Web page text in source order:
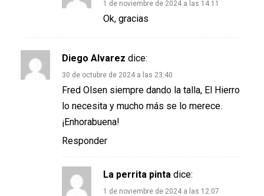
1 de noviembre de 2024 a las 14:11
Ok, gracias
Diego Alvarez dice:
30 de octubre de 2024 a las 23:40
Fred Olsen siempre dando la talla, El Hierro
lo necesita y mucho más se lo merece.
¡Enhorabuena!
Responder
La perrita pinta dice:
1 de noviembre de 2024 a las 12:07